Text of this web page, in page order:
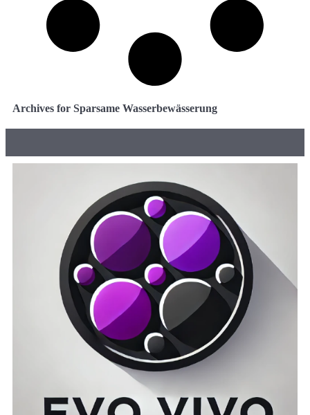
Archives for Sparsame Wasserbewässerung